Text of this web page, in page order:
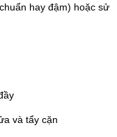
hay đậm) hoặc sử
và tẩy cặn